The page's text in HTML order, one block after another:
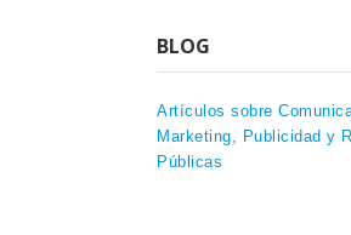
BLOG
Artículos sobre
Marketing, Publicidad y
Públicas